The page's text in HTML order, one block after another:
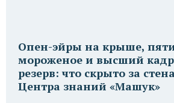
Опен-эйры на крыше,
мороженое и высший
резерв: что скрыто за
Центра знаний «Машук»